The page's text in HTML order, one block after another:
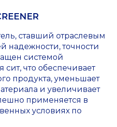
ставший отраслевым
надежности, точности
системой
сит, что обеспечивает
продукта, уменьшает
и увеличивает
применяется в
условиях по